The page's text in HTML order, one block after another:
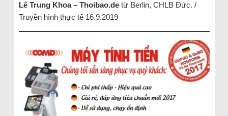
Lê Trung Khoa – Thoibao.de từ Berlin, CHLB Đức. /
Truyền hình thực tế 16.9.2019